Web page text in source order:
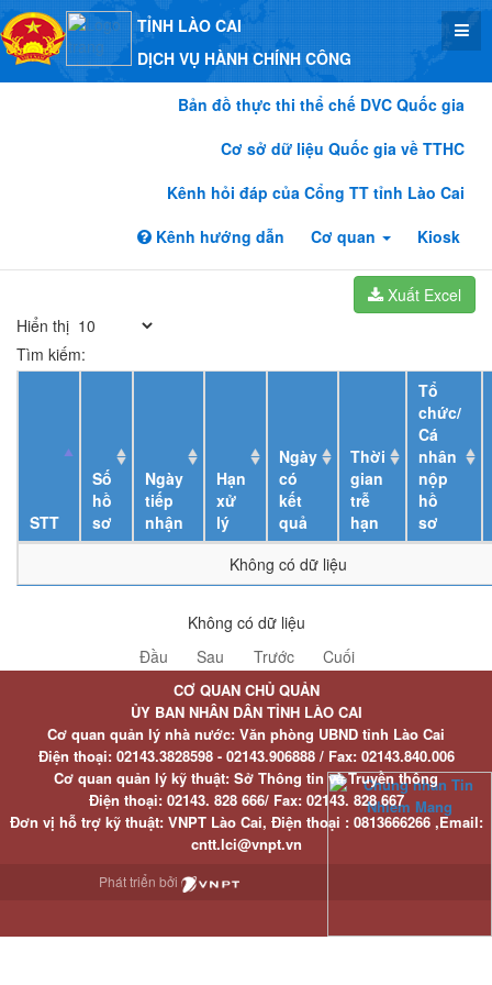
TỈNH LÀO CAI
DỊCH VỤ HÀNH CHÍNH CÔNG
Bản đồ thực thi thể chế DVC Quốc gia
Cơ sở dữ liệu Quốc gia về TTHC
Kênh hỏi đáp của Cổng TT tỉnh Lào Cai
Kênh hướng dẫn
Cơ quan Kiosk
Xuất Excel
Hiển thị
Tìm kiếm:
STT
Số
hồ
sơ
Ngày
tiếp
nhận
Hạn
xử
lý
Ngày
có
kết
quả
Thời
gian
trễ
hạn
Tổ
chức/
Cá
nhân
nộp
hồ
sơ
Không có dữ liệu
Không có dữ liệu
Đầu
Sau Trước Cuối
CƠ QUAN CHỦ QUẢN
ỦY BAN NHÂN DÂN TỈNH LÀO CAI
Cơ quan quản lý nhà nước: Văn phòng UBND tỉnh Lào Cai
Điện thoại:02143.3828598 - 02143.906888 / Fax:02143.840.006
Cơ quan quản lý kỹ thuật: Sở Thông tin và Truyền thông
Điện thoại:02143. 828 666/ Fax:02143. 828 667
Đơn vị hỗ trợ kỹ thuật: VNPT Lào Cai, Điện thoại : 0813666266 ,Email:
cntt.lci@vnpt.vn
Phát triển bởi